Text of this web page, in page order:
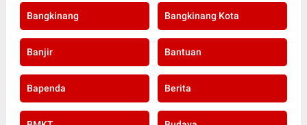
Bangkinang Bangkinang Kota
Banjir Bantuan
Bapenda Berita